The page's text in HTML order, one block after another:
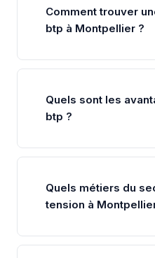
Comment trouver
btp à Montpellier ?
Quels sont les
btp ?
Quels métiers du
tension à